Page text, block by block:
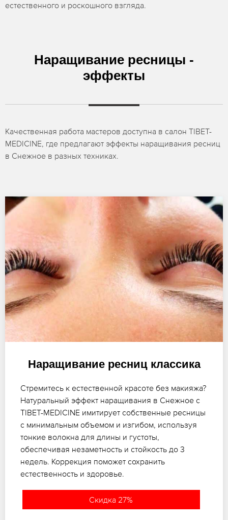
естественного и роскошного взгляда.
Наращивание ресницы -
эффекты
Качественная работа мастеров доступна в салон TIBET-
MEDICINE, где предлагают эффекты наращивания ресниц
в Снежное в разных техниках.
Наращивание ресниц классика
Стремитесь к естественной красоте без макияжа?
Натуральный эффект наращивания в Снежное с
TIBET-MEDICINE имитирует собственные ресницы
с минимальным объемом и изгибом, используя
тонкие волокна для длины и густоты,
обеспечивая незаметность и стойкость до 3
недель. Коррекция поможет сохранить
естественность и здоровье.
Скидка 27%